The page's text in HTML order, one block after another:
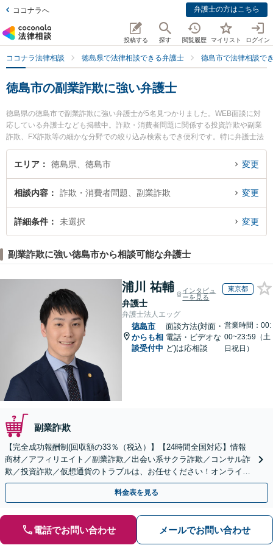
ココナラへ 弁護士の方はこちら
投稿する 探す 閲覧履歴 マイリスト ログイン
ココナラ法律相談 徳島県で法律相談できる弁護士 徳島市で法律相談で
徳島市の副業詐欺に強い弁護士
徳島県の徳島市で副業詐欺に強い弁護士が5名見つかりました。WEB面談に対
応している弁護士なども掲載中。詐欺・消費者問題に関係する投資詐欺や副業
詐欺、FX詐欺等の細かな分野での絞り込み検索もでき便利です。特に弁護士法
人徳島合同法律事務所の菊池 真喜男弁護士や朝田啓祐法律事務所の三木 哲平弁
護士、弁護士法人徳島合同法律事務所の堀金 博弁護士のプロフィール情報や弁
の実績豊富な近くの弁護士を検索したい』『初回相談無料で副業詐欺を法律相
談できる徳島市内の弁護士に相談予約したい』などでお困りの相談者さんにお
すすめです。
エリア 徳島県、徳島市 変更
相談内容 詐欺・消費者問題、副業詐欺 変更
詳細条件 未選択 変更
副業詐欺に強い徳島市から相談可能な弁護士
浦川 祐輔
弁護士
インタビュ
ーを見る
東京都
弁護士法人エッグ
徳島市
からも相
談受付中
面談方法(対面・
電話・ビデオな
ど)は応相談
営業時間：00:
00~23:59（土
日祝日）
副業詐欺
【完全成功報酬制(回収額の33％（税込）】【24時間全国対応】情報
商材／アフィリエイト／副業詐欺／出会い系サクラ詐欺／コンサル詐
欺／投資詐欺／仮想通貨のトラブルは、お任せください！オンライン
のみで解決も可能！
料金表を見る
電話でお問い合わせ メールでお問い合わせ